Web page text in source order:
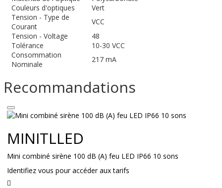
Couleurs d'optiques
Vert
Tension - Type de
Courant
VCC
Tension - Voltage
48
Tolérance
10-30 VCC
Consommation
Nominale
217 mA
Recommandations
MINITLLED
Mini combiné sirène 100 dB (A) feu LED IP66 10 sons
Identifiez vous pour accéder aux tarifs